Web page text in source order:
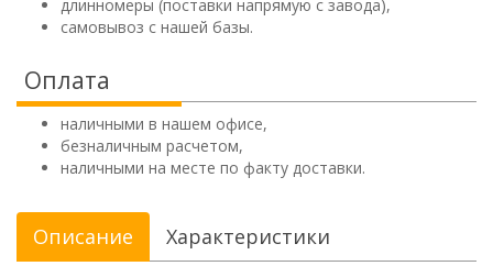
длинномеры (поставки напрямую с завода),
самовывоз с нашей базы.
Оплата
наличными в нашем офисе,
безналичным расчетом,
наличными на месте по факту доставки.
Описание Характеристики